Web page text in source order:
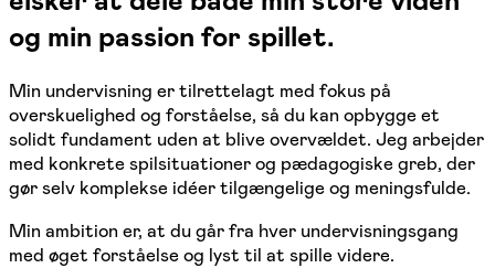
og min passion for spillet.
Min undervisning er tilrettelagt med fokus på
overskuelighed og forståelse, så du kan opbygge et
solidt fundament uden at blive overvældet. Jeg arbejder
med konkrete spilsituationer og pædagogiske greb, der
gør selv komplekse idéer tilgængelige og meningsfulde.
Min ambition er, at du går fra hver undervisningsgang
med øget forståelse og lyst til at spille videre.